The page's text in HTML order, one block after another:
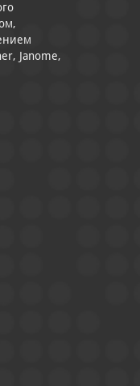
Janome,